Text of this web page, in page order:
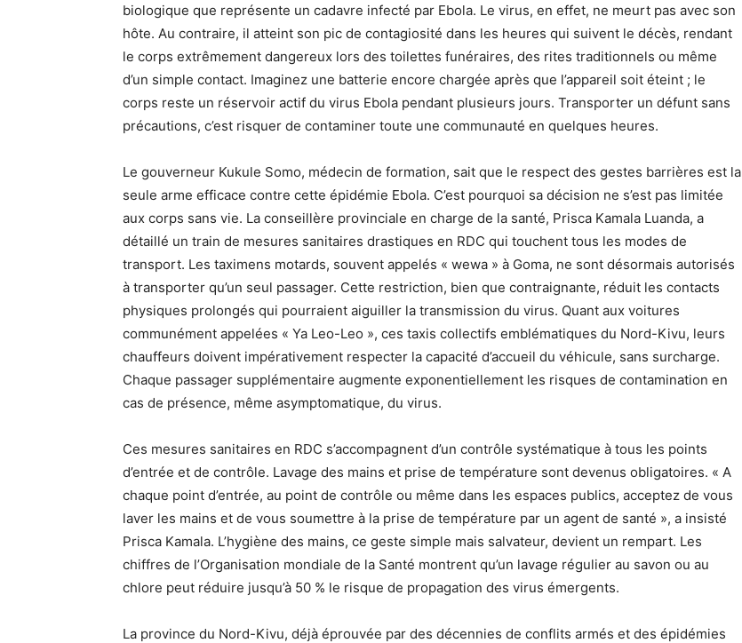
biologique que représente un cadavre infecté par Ebola. Le virus, en effet, ne meurt pas avec son
hôte. Au contraire, il atteint son pic de contagiosité dans les heures qui suivent le décès, rendant
le corps extrêmement dangereux lors des toilettes funéraires, des rites traditionnels ou même
d’un simple contact. Imaginez une batterie encore chargée après que l’appareil soit éteint ; le
corps reste un réservoir actif du virus Ebola pendant plusieurs jours. Transporter un défunt sans
précautions, c’est risquer de contaminer toute une communauté en quelques heures.
Le gouverneur Kukule Somo, médecin de formation, sait que le respect des gestes barrières est la
seule arme efficace contre cette épidémie Ebola. C’est pourquoi sa décision ne s’est pas limitée
aux corps sans vie. La conseillère provinciale en charge de la santé, Prisca Kamala Luanda, a
détaillé un train de mesures sanitaires drastiques en RDC qui touchent tous les modes de
transport. Les taximens motards, souvent appelés « wewa » à Goma, ne sont désormais autorisés
à transporter qu’un seul passager. Cette restriction, bien que contraignante, réduit les contacts
physiques prolongés qui pourraient aiguiller la transmission du virus. Quant aux voitures
communément appelées « Ya Leo-Leo », ces taxis collectifs emblématiques du Nord-Kivu, leurs
chauffeurs doivent impérativement respecter la capacité d’accueil du véhicule, sans surcharge.
Chaque passager supplémentaire augmente exponentiellement les risques de contamination en
cas de présence, même asymptomatique, du virus.
Ces mesures sanitaires en RDC s’accompagnent d’un contrôle systématique à tous les points
d’entrée et de contrôle. Lavage des mains et prise de température sont devenus obligatoires. « A
chaque point d’entrée, au point de contrôle ou même dans les espaces publics, acceptez de vous
laver les mains et de vous soumettre à la prise de température par un agent de santé », a insisté
Prisca Kamala. L’hygiène des mains, ce geste simple mais salvateur, devient un rempart. Les
chiffres de l’Organisation mondiale de la Santé montrent qu’un lavage régulier au savon ou au
chlore peut réduire jusqu’à 50 % le risque de propagation des virus émergents.
La province du Nord-Kivu, déjà éprouvée par des décennies de conflits armés et des épidémies